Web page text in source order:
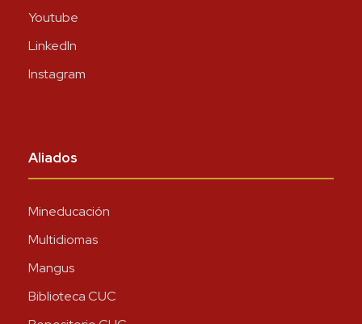
Youtube
LinkedIn
Instagram
Aliados
Mineducación
Multidiomas
Mangus
Biblioteca CUC